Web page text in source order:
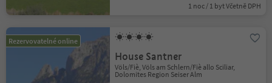
1 noc / 1 byt Včetně DPH
Rezervovatelné online
House Santner
Völs/Fiè, Völs am Schlern/Fiè allo Sciliar,
Dolomites Region Seiser Alm